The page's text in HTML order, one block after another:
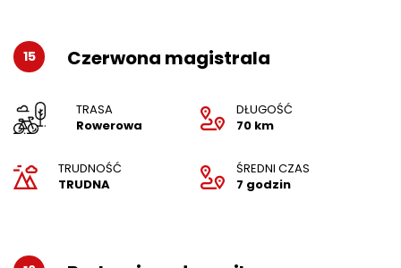
15 Czerwona magistrala
TRASA
Rowerowa
DŁUGOŚĆ
70 km
TRUDNOŚĆ
TRUDNA
ŚREDNI CZAS
7 godzin